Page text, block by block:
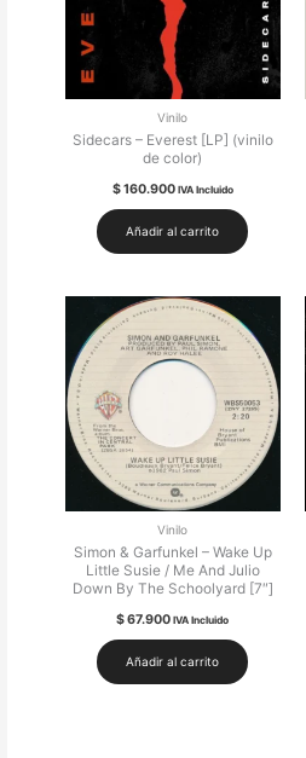
Vinilo
Sidecars – Everest [LP] (vinilo
de color)
$160.900 IVA Incluido
Añadir al carrito
Vinilo
Simon & Garfunkel – Wake Up
Little Susie / Me And Julio
Down By The Schoolyard [7″]
$67.900 IVA Incluido
Añadir al carrito